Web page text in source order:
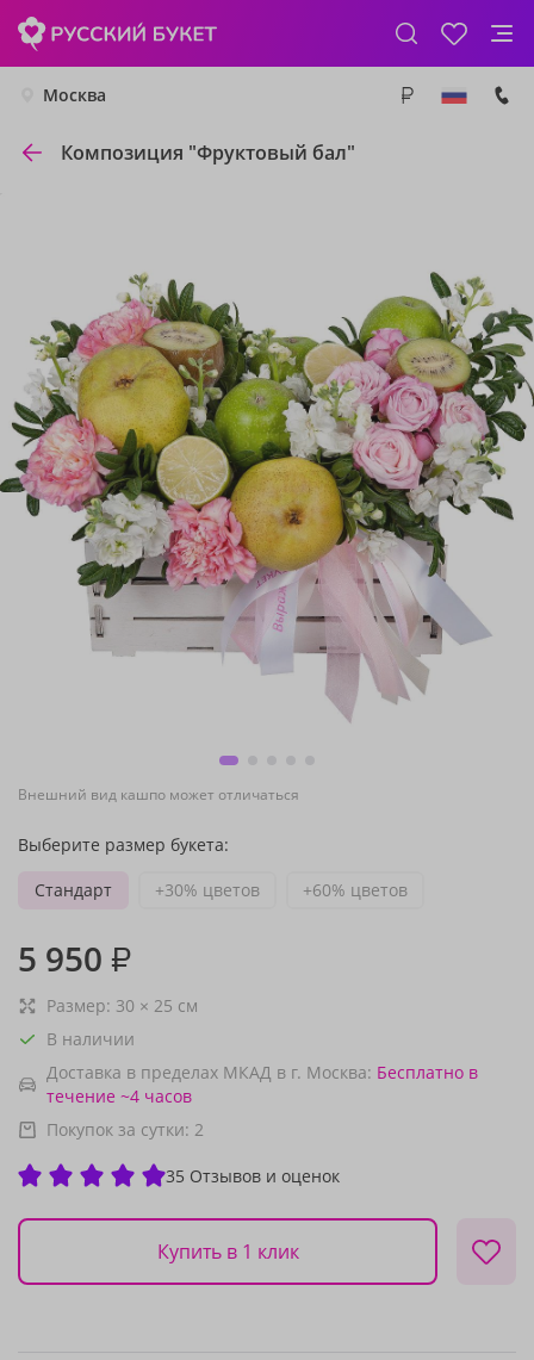
Москва
Композиция "Фруктовый бал"
Внешний вид кашпо может отличаться
Выберите размер букета:
Стандарт
+30% цветов +60% цветов
5 950 ₽
Размер: 30 × 25 см
В наличии
Доставка в пределах МКАД в г. Москва: Бесплатно в
течение ~4 часов
Покупок за сутки: 2
35 Отзывов и оценок
Купить в 1 клик